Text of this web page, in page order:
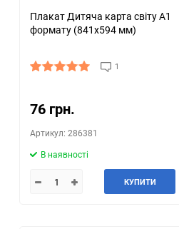
Плакат Дитяча карта світу А1
формату (841х594 мм)
1
76 грн.
Артикул: 286381
В наявності
КУПИТИ